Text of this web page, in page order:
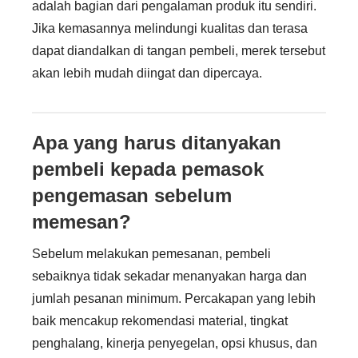
adalah bagian dari pengalaman produk itu sendiri.
Jika kemasannya melindungi kualitas dan terasa
dapat diandalkan di tangan pembeli, merek tersebut
akan lebih mudah diingat dan dipercaya.
Apa yang harus ditanyakan
pembeli kepada pemasok
pengemasan sebelum
memesan?
Sebelum melakukan pemesanan, pembeli
sebaiknya tidak sekadar menanyakan harga dan
jumlah pesanan minimum. Percakapan yang lebih
baik mencakup rekomendasi material, tingkat
penghalang, kinerja penyegelan, opsi khusus, dan